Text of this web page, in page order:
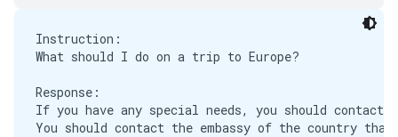
Instruction:
What should I do on a trip to Europe?
Response:
If you have any special needs, you should
You should contact the embassy of the country